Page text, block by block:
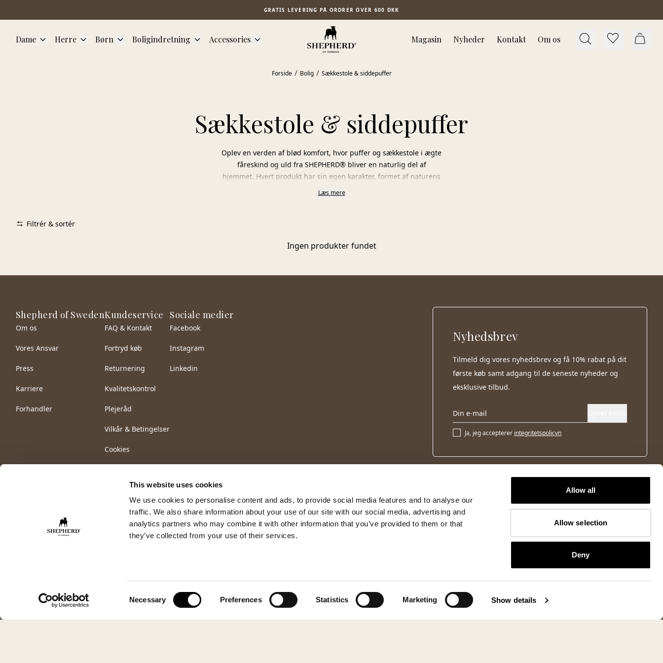
This website uses cookies
We use cookies to personalise content and ads, to provide social media features and to analyse our
traffic. We also share information about your use of our site with our social media, advertising and
analytics partners who may combine it with other information that you’ve provided to them or that
they’ve collected from your use of their services.
Necessary Preferences Statistics Marketing Show details
Allow all
Allow selection
Deny
GRATIS LEVERING PÅ ORDRER OVER 600 DKK
Dame Herre Børn Boligindretning Accessories Magasin Nyheder Kontakt Om os
Forside Bolig Sækkestole & siddepuffer
Sækkestole & siddepuffer
Oplev en verden af blød komfort, hvor puffer og sækkestole i ægte
fåreskind og uld fra SHEPHERD® bliver en naturlig del af
hjemmet. Hvert produkt har sin egen karakter, formet af naturens
materialer og et håndværk, hvor sans for detaljer og præcision
omslutter, og roen der sænker sig. Puffer og sækkestole skaber et
Læs mere
Filtrér & sortér
Ingen produkter fundet
Shepherd of Sweden
Om os
Vores Ansvar
Press
Karriere
Forhandler
Kundeservice
FAQ & Kontakt
Fortryd køb
Returnering
Kvalitetskontrol
Plejeråd
Vilkår & Betingelser
Cookies
Sociale medier
Facebook
Instagram
Linkedin
Nyhedsbrev
Tilmeld dig vores nyhedsbrev og få 10% rabat på dit
første køb samt adgang til de seneste nyheder og
eksklusive tilbud.
Ja, jeg accepterer integritetspolicyn
© 2026 Shepherd of Sweden